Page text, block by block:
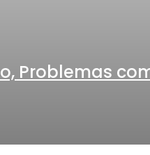
Problemas